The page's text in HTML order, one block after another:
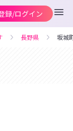
録/ログイン
長野県 坂城